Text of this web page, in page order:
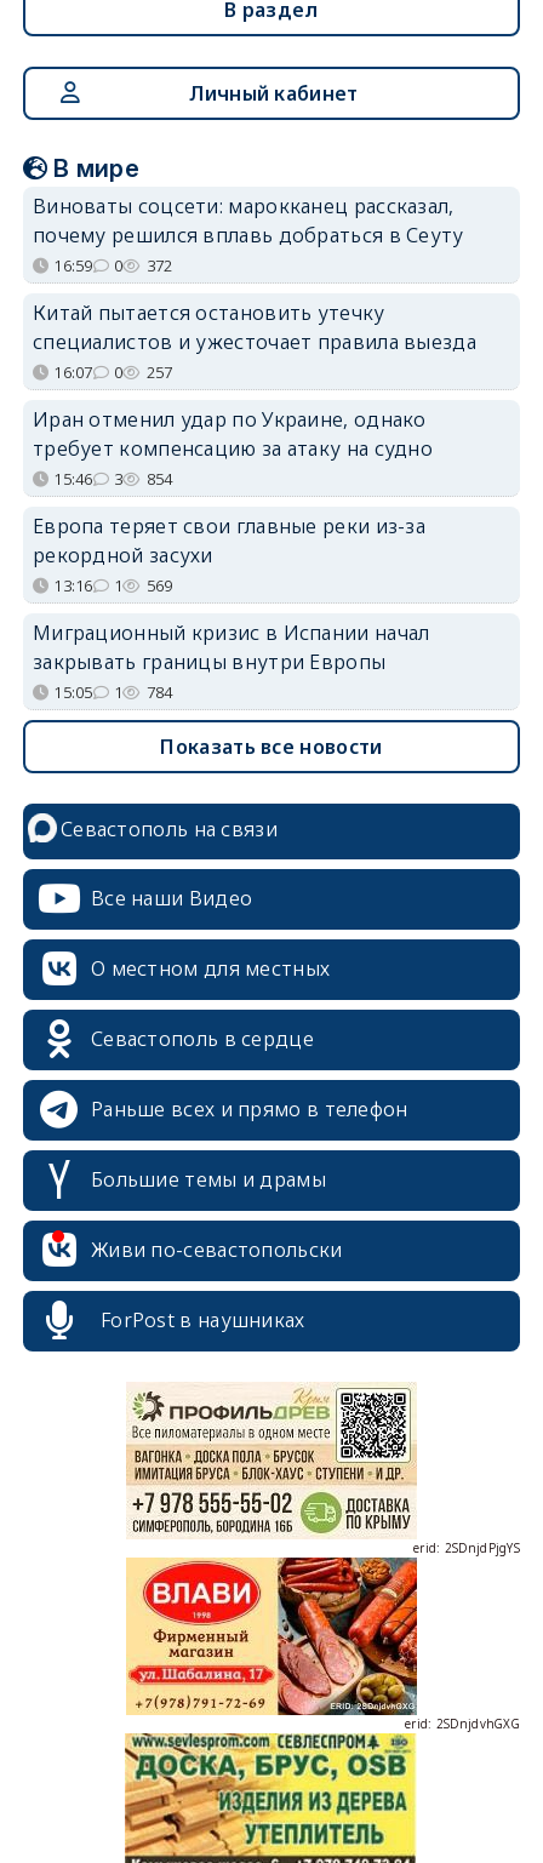
В раздел
Личный кабинет
В мире
Виноваты соцсети: марокканец рассказал,
почему решился вплавь добраться в Сеуту
16:59 0 372
Китай пытается остановить утечку
специалистов и ужесточает правила выезда
16:07 0 257
Иран отменил удар по Украине, однако
требует компенсацию за атаку на судно
15:46 3 854
Европа теряет свои главные реки из-за
рекордной засухи
13:16 1 569
Миграционный кризис в Испании начал
закрывать границы внутри Европы
15:05 1 784
Показать все новости
Севастополь на связи
Все наши Видео
О местном для местных
Севастополь в сердце
Раньше всех и прямо в телефон
Большие темы и драмы
Живи по-севастопольски
ForPost в наушниках
erid: 2SDnjcrDNw6
erid: 2SDnjdPjgYS
erid: 2SDnjdvhGXG